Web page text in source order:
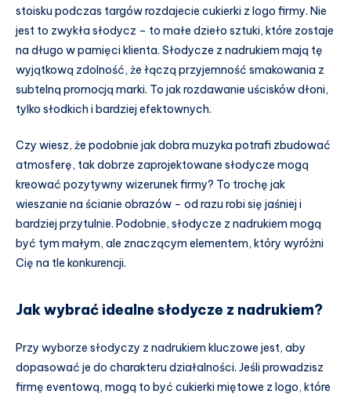
stoisku podczas targów rozdajecie cukierki z logo firmy. Nie
jest to zwykła słodycz – to małe dzieło sztuki, które zostaje
na długo w pamięci klienta. Słodycze z nadrukiem mają tę
wyjątkową zdolność, że łączą przyjemność smakowania z
subtelną promocją marki. To jak rozdawanie uścisków dłoni,
tylko słodkich i bardziej efektownych.
Czy wiesz, że podobnie jak dobra muzyka potrafi zbudować
atmosferę, tak dobrze zaprojektowane słodycze mogą
kreować pozytywny wizerunek firmy? To trochę jak
wieszanie na ścianie obrazów – od razu robi się jaśniej i
bardziej przytulnie. Podobnie, słodycze z nadrukiem mogą
być tym małym, ale znaczącym elementem, który wyróżni
Cię na tle konkurencji.
Jak wybrać idealne słodycze z nadrukiem?
Przy wyborze słodyczy z nadrukiem kluczowe jest, aby
dopasować je do charakteru działalności. Jeśli prowadzisz
firmę eventową, mogą to być cukierki miętowe z logo, które